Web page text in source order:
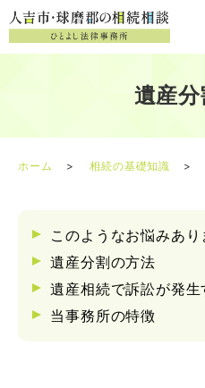
遺産
ホーム 相続の基礎知識
このようなお悩みあり
遺産分割の方法
遺産相続で訴訟が発生
当事務所の特徴